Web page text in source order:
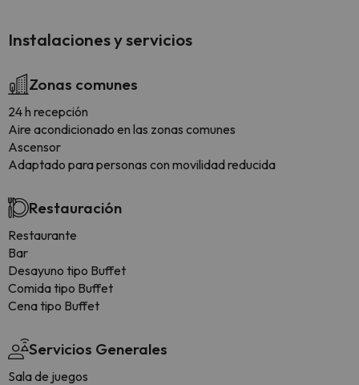
Instalaciones y servicios
Zonas comunes
24 h recepción
Aire acondicionado en las zonas comunes
Ascensor
Adaptado para personas con movilidad reducida
Restauración
Restaurante
Bar
Desayuno tipo Buffet
Comida tipo Buffet
Cena tipo Buffet
Servicios Generales
Sala de juegos